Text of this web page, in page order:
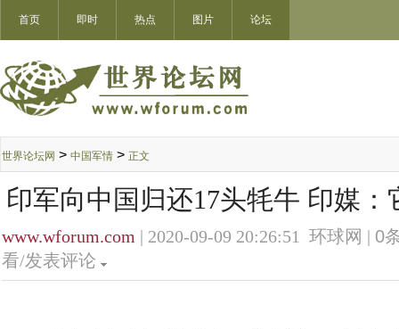
首页 即时 热点 图片 论坛
世界论坛网 > 中国军情 > 正文
印军向中国归还17头牦牛 印媒
www.wforum.com | 2020-09-09 20:26:51 环球网 | 0
看/发表评论